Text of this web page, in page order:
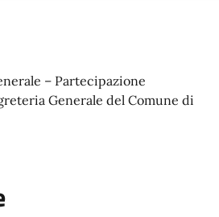
– Partecipazione
Generale del Comune di